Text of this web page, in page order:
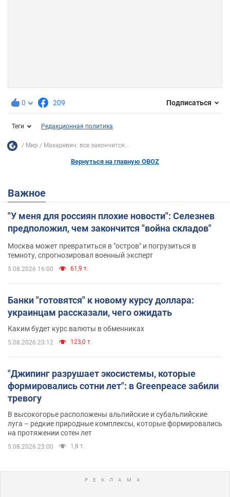
0 209 Подписаться
Теги Редакционная политика
Мир Макаревич: все закончится...
Вернуться на главную OBOZ
Важное
"У меня для россиян плохие новости": Селезнев
предположил, чем закончится "война складов"
Москва может превратиться в "остров" и погрузиться в
темноту, спрогнозировал военный эксперт
5.08.2026 16:00 61,9 т.
Банки "готовятся" к новому курсу доллара:
украинцам рассказали, чего ожидать
Каким будет курс валюты в обменниках
5.08.2026 23:12 123,0 т.
"Джипинг разрушает экосистемы, которые
формировались сотни лет": в Greenpeace забили
тревогу
В высокогорье расположены альпийские и субальпийские
луга – редкие природные комплексы, которые формировались
на протяжении сотен лет
5.08.2026 23:00 1,8 т.